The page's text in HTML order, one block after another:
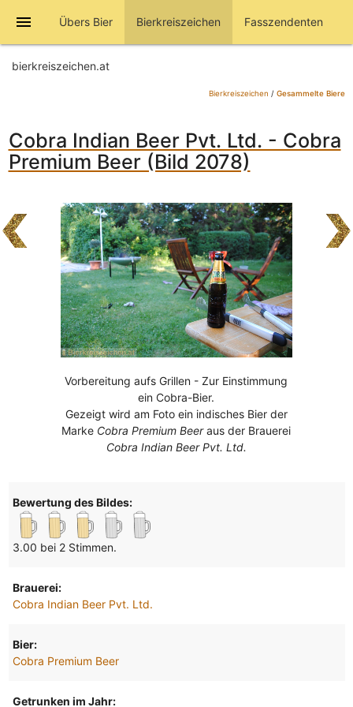
menu Übers Bier Bierkreiszeichen Fasszendenten
bierkreiszeichen.at
Bierkreiszeichen / Gesammelte Biere
Cobra Indian Beer Pvt. Ltd. - Cobra
Premium Beer (Bild 2078)
Vorbereitung aufs Grillen - Zur Einstimmung
ein Cobra-Bier.
Gezeigt wird am Foto ein indisches Bier der
Marke Cobra Premium Beeraus der Brauerei
Cobra Indian Beer Pvt. Ltd.
Bewertung des Bildes:
3.00 bei 2 Stimmen.
Brauerei:
Cobra Indian Beer Pvt. Ltd.
Bier:
Cobra Premium Beer
Getrunken im Jahr: